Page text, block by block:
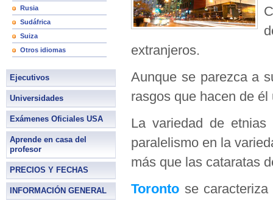
Rusia
Sudáfrica
Suiza
Otros idiomas
Ejecutivos
Universidades
Exámenes Oficiales USA
Aprende en casa del
profesor
PRECIOS Y FECHAS
INFORMACIÓN GENERAL
extranjeros.
Aunque se parezca a
rasgos que hacen de
La variedad de
paralelismo en la
más que las cataratas
Toronto se